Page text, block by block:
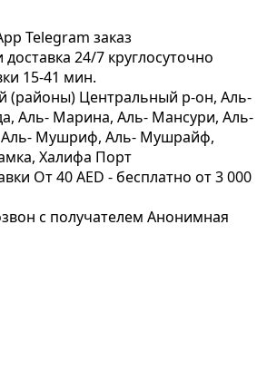
Telegram заказ
24/7 круглосуточно
15-41 мин.
(районы) Центральный р-он, Аль-
Аль- Марина, Аль- Мансури, Аль-
Мушриф, Аль- Мушрайф,
Халифа Порт
От 40 AED - бесплатно от 3 000
с получателем Анонимная